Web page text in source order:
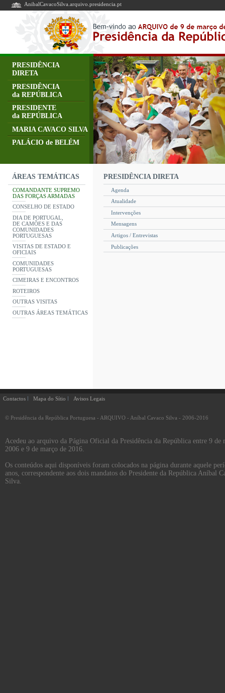
AnibalCavacoSilva.arquivo.presidencia.pt
PRESIDÊNCIA
DIRETA
PRESIDÊNCIA
da REPÚBLICA
PRESIDENTE
da REPÚBLICA
MARIA CAVACO SILVA
PALÁCIO de BELÉM
ÁREAS TEMÁTICAS
COMANDANTE SUPREMO
DAS FORÇAS ARMADAS
CONSELHO DE ESTADO
DIA DE PORTUGAL,
DE CAMÕES E DAS
COMUNIDADES
PORTUGUESAS
VISITAS DE ESTADO E
OFICIAIS
COMUNIDADES
PORTUGUESAS
CIMEIRAS E ENCONTROS
ROTEIROS
OUTRAS VISITAS
OUTRAS ÁREAS TEMÁTICAS
PRESIDÊNCIA DIRETA
Agenda
Atualidade
Intervenções
Mensagens
Artigos / Entrevistas
Publicações
Contactos Mapa do Sítio Avisos Legais
© Presidência da República Portuguesa - ARQUIVO - Aníbal Cavaco Silva - 2006-2016
Acedeu ao arquivo da Página Oficial da Presidência da República entre 9 de
2006 e 9 de março de 2016.
Os conteúdos aqui disponíveis foram colocados na página durante aquele
anos, correspondente aos dois mandatos do Presidente da República Aníbal
Silva.